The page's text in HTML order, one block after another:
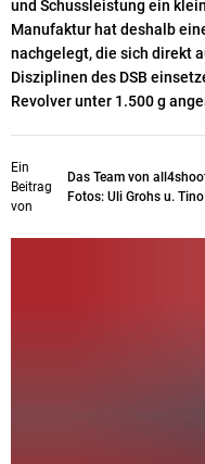
und Schussleistung ein
Manufaktur hat deshalb
nachgelegt, die sich direkt
Disziplinen des DSB
Revolver unter 1.500 g
Ein
Beitrag
von
Das Team von
Fotos: Uli Grohs u.